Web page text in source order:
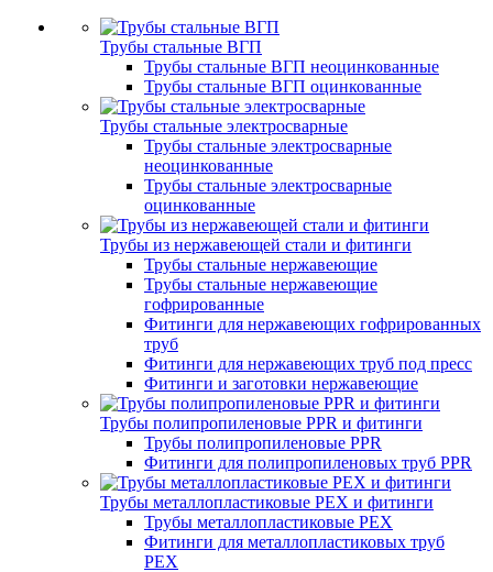
Трубы стальные ВГП
Трубы стальные ВГП неоцинкованные
Трубы стальные ВГП оцинкованные
Трубы стальные электросварные
Трубы стальные электросварные
неоцинкованные
Трубы стальные электросварные
оцинкованные
Трубы из нержавеющей стали и фитинги
Трубы стальные нержавеющие
Трубы стальные нержавеющие
гофрированные
Фитинги для нержавеющих гофрированных
труб
Фитинги для нержавеющих труб под пресс
Фитинги и заготовки нержавеющие
Трубы полипропиленовые PPR и фитинги
Трубы полипропиленовые PPR
Фитинги для полипропиленовых труб PPR
Трубы металлопластиковые PEX и фитинги
Трубы металлопластиковые PEX
Фитинги для металлопластиковых труб
PEX